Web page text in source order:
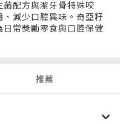
配方與潔牙骨特殊咬
減少口腔異味。奇亞籽
常獎勵零食與口腔保健
推薦